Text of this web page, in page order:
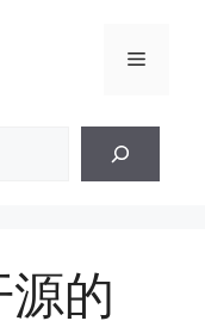
菜
单
的